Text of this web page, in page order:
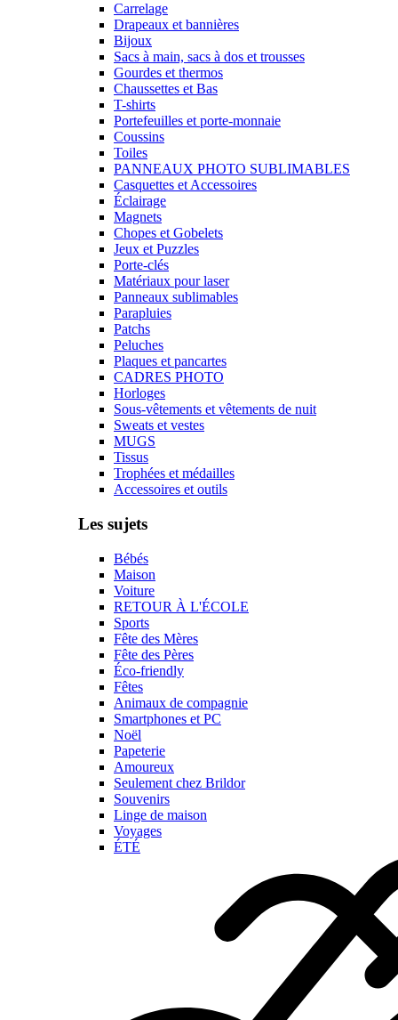
Carrelage
Drapeaux et bannières
Bijoux
Sacs à main, sacs à dos et trousses
Gourdes et thermos
Chaussettes et Bas
T-shirts
Portefeuilles et porte-monnaie
Coussins
Toiles
PANNEAUX PHOTO SUBLIMABLES
Casquettes et Accessoires
Éclairage
Magnets
Chopes et Gobelets
Jeux et Puzzles
Porte-clés
Matériaux pour laser
Panneaux sublimables
Parapluies
Patchs
Peluches
Plaques et pancartes
CADRES PHOTO
Horloges
Sous-vêtements et vêtements de nuit
Sweats et vestes
MUGS
Tissus
Trophées et médailles
Accessoires et outils
Les sujets
Bébés
Maison
Voiture
RETOUR À L'ÉCOLE
Sports
Fête des Mères
Fête des Pères
Éco-friendly
Fêtes
Animaux de compagnie
Smartphones et PC
Noël
Papeterie
Amoureux
Seulement chez Brildor
Souvenirs
Linge de maison
Voyages
ÉTÉ